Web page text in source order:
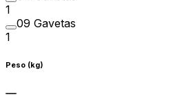
1
09 Gavetas
1
Peso (kg)